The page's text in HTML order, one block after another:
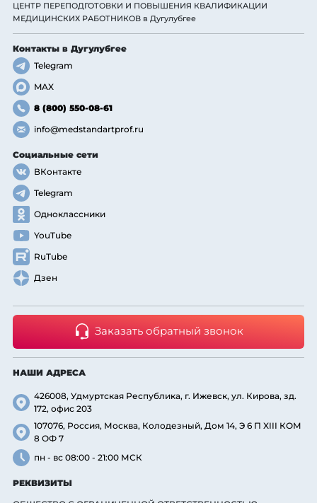
ЦЕНТР ПЕРЕПОДГОТОВКИ И ПОВЫШЕНИЯ КВАЛИФИКАЦИИ
МЕДИЦИНСКИХ РАБОТНИКОВ в Дугулубгее
Контакты в Дугулубгее
Telegram
MAX
8 (800) 550-08-61
info@medstandartprof.ru
Социальные сети
ВКонтакте
Telegram
Одноклассники
YouTube
RuTube
Дзен
Заказать обратный звонок
НАШИ АДРЕСА
426008, Удмуртская Республика, г. Ижевск, ул. Кирова, зд.
172, офис 203
107076, Россия, Москва, Колодезный, Дом 14, Э 6 П XIII КОМ
8 ОФ 7
пн - вс 08:00 - 21:00 МСК
РЕКВИЗИТЫ